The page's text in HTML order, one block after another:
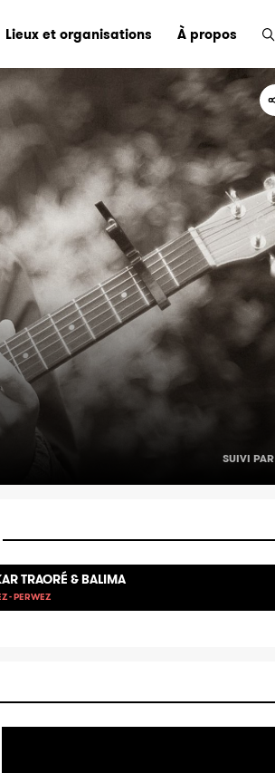
Lieux et organisations À propos
SUIVI PAR
TRAORÉ & BALIMA
- PERWEZ